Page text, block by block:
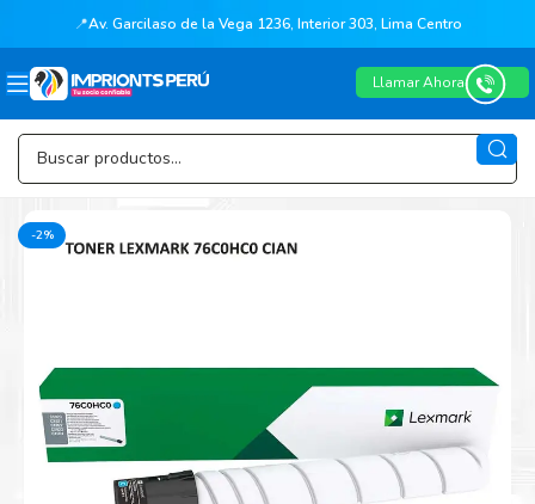
📍Av. Garcilaso de la Vega 1236, Interior 303, Lima Centro
Llamar Ahora
-2%